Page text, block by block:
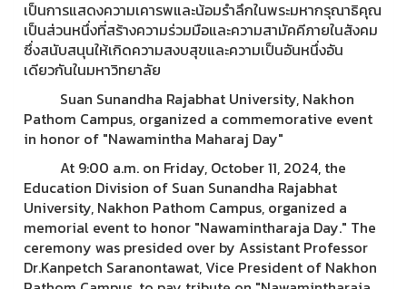
เป็นการแสดงความเคารพและน้อมรำลึกในพระมหากรุณาธิคุณ
เป็นส่วนหนึ่งที่สร้างความร่วมมือและความสามัคคีภายในสังคม
ซึ่งสนับสนุนให้เกิดความสงบสุขและความเป็นอันหนึ่งอัน
เดียวกันในมหาวิทยาลัย
Suan Sunandha Rajabhat University, Nakhon
Pathom Campus, organized a commemorative event
in honor of "Nawamintha Maharaj Day"
At 9:00 a.m. on Friday, October 11, 2024, the
Education Division of Suan Sunandha Rajabhat
University, Nakhon Pathom Campus, organized a
memorial event to honor "Nawamintharaja Day." The
ceremony was presided over by Assistant Professor
Dr.Kanpetch Saranontawat, Vice President of Nakhon